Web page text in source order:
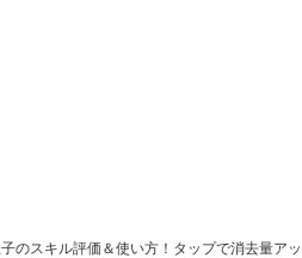
のスキル評価＆使い方！タップで消去量アッ